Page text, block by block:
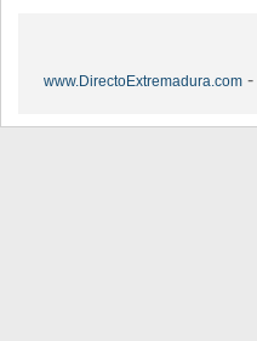
www.DirectoExtremadura.com -